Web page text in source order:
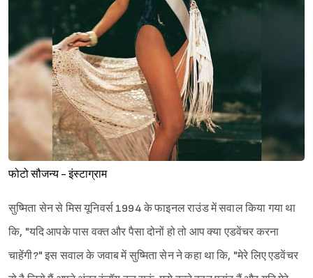
फोटो सौजन्य - इंस्टाग्राम
सुष्मिता सेन से मिस यूनिवर्स 1994 के फाइनल राउंड में सवाल किया गया था
कि, "यदि आपके पास वक्त और पैसा दोनों हो तो आप क्या एडवेंचर करना
चाहेंगी?" इस सवाल के जवाब में सुष्मिता सेन ने कहा था कि, "मेरे लिए एडवेंचर